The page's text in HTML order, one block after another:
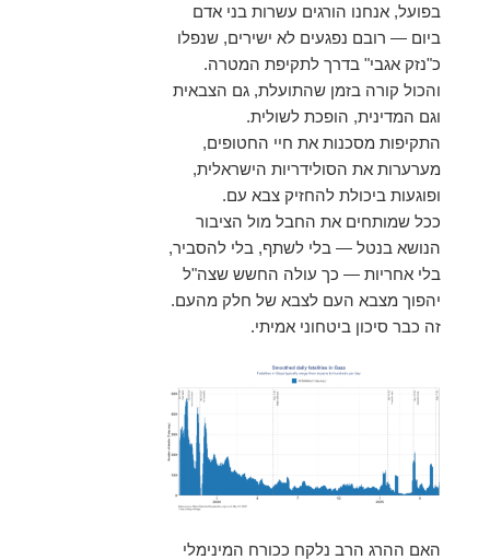
בפועל, אנחנו הורגים עשרות בני אדם
ביום — רובם נפגעים לא ישירים, שנפלו
כ"נזק אגבי" בדרך לתקיפת המטרה.
והכול קורה בזמן שהתועלת, גם הצבאית
וגם המדינית, הופכת לשולית.
התקיפות מסכנות את חיי החטופים,
מערערות את הסולידריות הישראלית,
ופוגעות ביכולת להחזיק צבא עם.
ככל שמותחים את החבל מול הציבור
הנושא בנטל — בלי לשתף, בלי להסביר,
בלי אחריות — כך עולה החשש שצה"ל
יהפוך מצבא העם לצבא של חלק מהעם.
זה כבר סיכון ביטחוני אמיתי.
האם ההרג הרב נלקח ככורח המינימלי